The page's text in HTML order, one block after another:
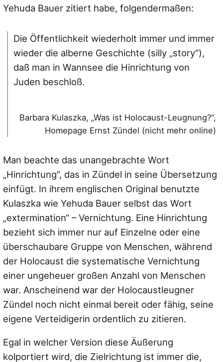
Yehuda Bauer zitiert habe, folgendermaßen:
Die Öffentlichkeit wiederholt immer und immer
wieder die alberne Geschichte (silly „story“),
daß man in Wannsee die Hinrichtung von
Juden beschloß.
Barbara Kulaszka, „Was ist Holocaust-Leugnung?“,
Homepage Ernst Zündel (nicht mehr online)
Man beachte das unangebrachte Wort
„Hinrichtung“, das in Zündel in seine Übersetzung
einfügt. In ihrem englischen Original benutzte
Kulaszka wie Yehuda Bauer selbst das Wort
„extermination“ – Vernichtung. Eine Hinrichtung
bezieht sich immer nur auf Einzelne oder eine
überschaubare Gruppe von Menschen, während
der Holocaust die systematische Vernichtung
einer ungeheuer großen Anzahl von Menschen
war. Anscheinend war der Holocaustleugner
Zündel noch nicht einmal bereit oder fähig, seine
eigene Verteidigerin ordentlich zu zitieren.
Egal in welcher Version diese Äußerung
kolportiert wird, die Zielrichtung ist immer die,